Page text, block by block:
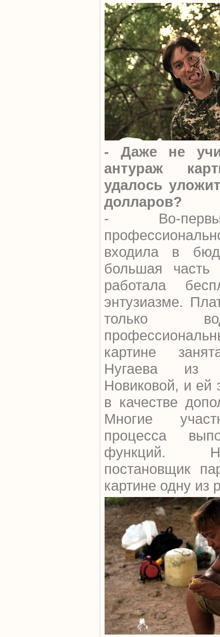
- Даже не
антураж
удалось
долларов?
- Во-
входила в
большая часть
работала
энтузиазме.
только
картине
Нугаева из
Новиковой, и ей
в качестве
Многие
процесса
функций.
постановщик
картине одну из